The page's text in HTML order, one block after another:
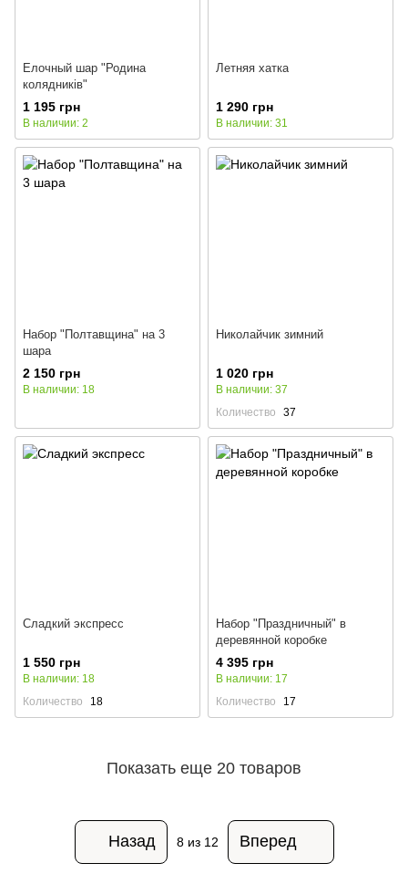
Елочный шар "Родина
колядників"
1 195 грн
В наличии: 2
Летняя хатка
1 290 грн
В наличии: 31
Набор "Полтавщина" на 3
шара
2 150 грн
В наличии: 18
Николайчик зимний
1 020 грн
В наличии: 37
Количество
37
Сладкий экспресс
1 550 грн
В наличии: 18
Количество
18
Набор "Праздничный" в
деревянной коробке
4 395 грн
В наличии: 17
Количество
17
Показать еще 20 товаров
Назад 8из 12 Вперед